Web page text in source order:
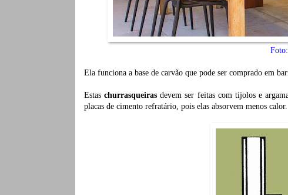
Ela funciona a base de carvão que pode ser comprado em
Estaschurrasqueiras devem ser feitas com tijolos e
placas de cimento refratário, pois elas absorvem menos calor.